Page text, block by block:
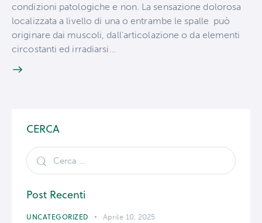
condizioni patologiche e non. La sensazione dolorosa
localizzata a livello di una o entrambe le spalle può
originare dai muscoli, dall'articolazione o da elementi
circostanti ed irradiarsi…
CERCA
Post Recenti
UNCATEGORIZED Aprile 10, 2025